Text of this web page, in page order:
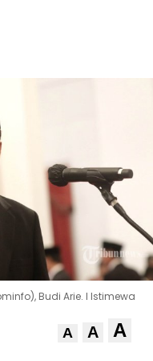
Budi Arie. l Istimewa
A A A